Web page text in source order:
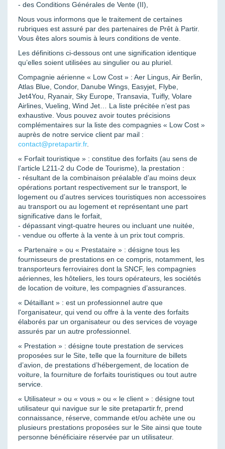
- des Conditions Générales de Vente (II),
Nous vous informons que le traitement de certaines
rubriques est assuré par des partenaires de Prêt à Partir.
Vous êtes alors soumis à leurs conditions de vente.
Les définitions ci-dessous ont une signification identique
qu’elles soient utilisées au singulier ou au pluriel.
Compagnie aérienne « Low Cost » : Aer Lingus, Air Berlin,
Atlas Blue, Condor, Danube Wings, Easyjet, Flybe,
Jet4You, Ryanair, Sky Europe, Transavia, Tuifly, Volare
Airlines, Vueling, Wind Jet… La liste précitée n’est pas
exhaustive. Vous pouvez avoir toutes précisions
complémentaires sur la liste des compagnies « Low Cost »
auprès de notre service client par mail :
contact@pretapartir.fr.
« Forfait touristique » : constitue des forfaits (au sens de
l’article L211-2 du Code de Tourisme), la prestation :
- résultant de la combinaison préalable d’au moins deux
opérations portant respectivement sur le transport, le
logement ou d’autres services touristiques non accessoires
au transport ou au logement et représentant une part
significative dans le forfait,
- dépassant vingt-quatre heures ou incluant une nuitée,
- vendue ou offerte à la vente à un prix tout compris.
« Partenaire » ou « Prestataire » : désigne tous les
fournisseurs de prestations en ce compris, notamment, les
transporteurs ferroviaires dont la SNCF, les compagnies
aériennes, les hôteliers, les tours opérateurs, les sociétés
de location de voiture, les compagnies d’assurances.
« Détaillant » : est un professionnel autre que
l'organisateur, qui vend ou offre à la vente des forfaits
élaborés par un organisateur ou des services de voyage
assurés par un autre professionnel.
« Prestation » : désigne toute prestation de services
proposées sur le Site, telle que la fourniture de billets
d’avion, de prestations d’hébergement, de location de
voiture, la fourniture de forfaits touristiques ou tout autre
service.
« Utilisateur » ou « vous » ou « le client » : désigne tout
utilisateur qui navigue sur le site pretapartir.fr, prend
connaissance, réserve, commande et/ou achète une ou
plusieurs prestations proposées sur le Site ainsi que toute
personne bénéficiaire réservée par un utilisateur.